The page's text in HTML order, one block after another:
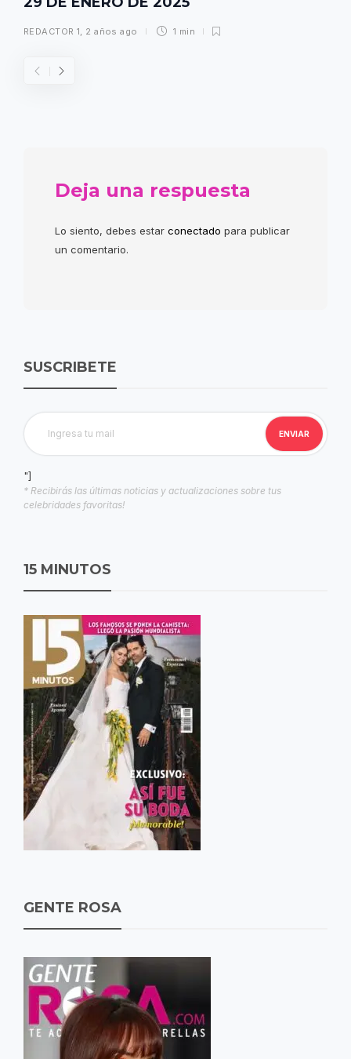
REDACTOR 1, 2 años ago 1 min
Deja una respuesta
Lo siento, debes estar conectado para publicar
un comentario.
SUSCRIBETE
"]
* Recibirás las últimas noticias y actualizaciones sobre tus
celebridades favoritas!
15 MINUTOS
GENTE ROSA